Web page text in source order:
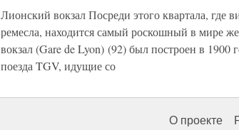
Лионский вокзал Посреди этого квартала, где
ремесла, находится самый роскошный в мире
вокзал (Gare de Lyon) (92) был построен в 1900
поезда TGV, идущие со
О проекте